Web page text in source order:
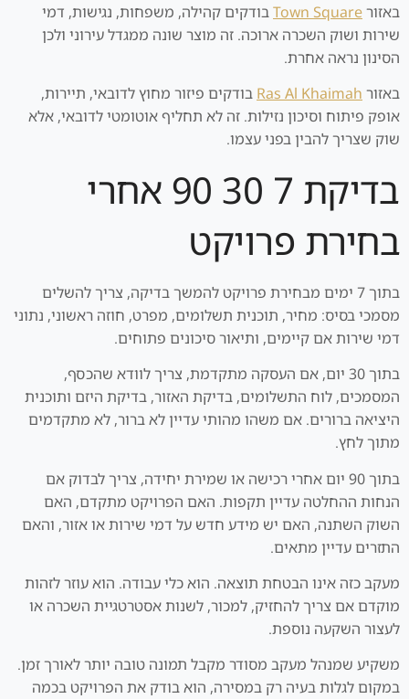
באזורTown Squareבודקים קהילה, משפחות, נגישות, דמי
שירות ושוק השכרה ארוכה. זה מוצר שונה ממגדל עירוני ולכן
הסינון נראה אחרת.
באזור Ras Al Khaimah בודקים פיזור מחוץ לדובאי, תיירות,
אופק פיתוח וסיכון נזילות. זה לא תחליף אוטומטי לדובאי, אלא
שוק שצריך להבין בפני עצמו.
בדיקת 7 30 90 אחרי
בחירת פרויקט
בתוך 7 ימים מבחירת פרויקט להמשך בדיקה, צריך להשלים
מסמכי בסיס: מחיר, תוכנית תשלומים, מפרט, חוזה ראשוני, נתוני
דמי שירות אם קיימים, ותיאור סיכונים פתוחים.
בתוך 30 יום, אם העסקה מתקדמת, צריך לוודא שהכסף,
המסמכים, לוח התשלומים, בדיקת האזור, בדיקת היזם ותוכנית
היציאה ברורים. אם משהו מהותי עדיין לא ברור, לא מתקדמים
מתוך לחץ.
בתוך 90 יום אחרי רכישה או שמירת יחידה, צריך לבדוק אם
הנחות ההחלטה עדיין תקפות. האם הפרויקט מתקדם, האם
השוק השתנה, האם יש מידע חדש על דמי שירות או אזור, והאם
התזרים עדיין מתאים.
מעקב כזה אינו הבטחת תוצאה. הוא כלי עבודה. הוא עוזר לזהות
מוקדם אם צריך להחזיק, למכור, לשנות אסטרטגיית השכרה או
לעצור השקעה נוספת.
משקיע שמנהל מעקב מסודר מקבל תמונה טובה יותר לאורך זמן.
במקום לגלות בעיה רק במסירה, הוא בודק את הפרויקט בכמה